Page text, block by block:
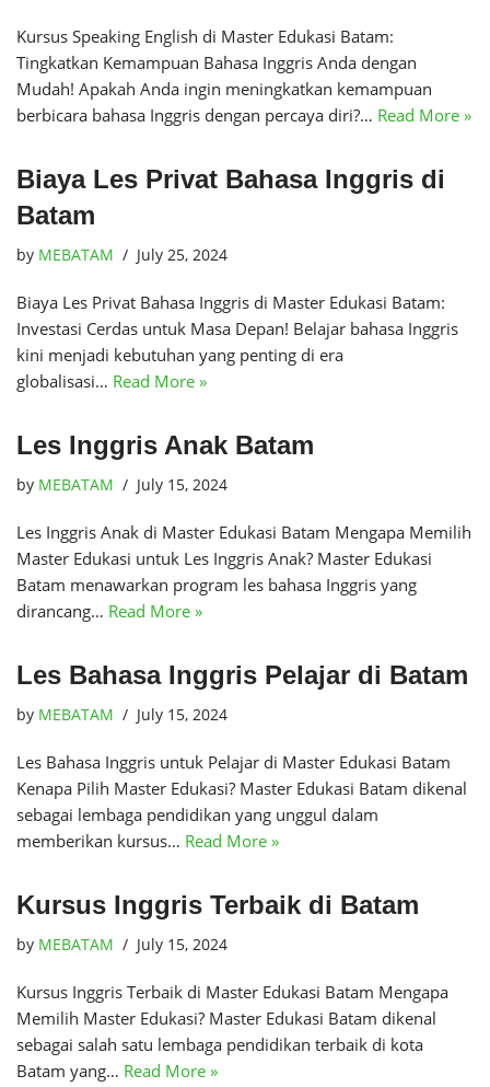
Kursus Speaking English di Master Edukasi Batam:
Tingkatkan Kemampuan Bahasa Inggris Anda dengan
Mudah! Apakah Anda ingin meningkatkan kemampuan
berbicara bahasa Inggris dengan percaya diri?… Read More »
Biaya Les Privat Bahasa Inggris di
Batam
by MEBATAM July 25, 2024
Biaya Les Privat Bahasa Inggris di Master Edukasi Batam:
Investasi Cerdas untuk Masa Depan! Belajar bahasa Inggris
kini menjadi kebutuhan yang penting di era
globalisasi… Read More »
Les Inggris Anak Batam
by MEBATAM July 15, 2024
Les Inggris Anak di Master Edukasi Batam Mengapa Memilih
Master Edukasi untuk Les Inggris Anak? Master Edukasi
Batam menawarkan program les bahasa Inggris yang
dirancang… Read More »
Les Bahasa Inggris Pelajar di Batam
by MEBATAM July 15, 2024
Les Bahasa Inggris untuk Pelajar di Master Edukasi Batam
Kenapa Pilih Master Edukasi? Master Edukasi Batam dikenal
sebagai lembaga pendidikan yang unggul dalam
memberikan kursus… Read More »
Kursus Inggris Terbaik di Batam
by MEBATAM July 15, 2024
Kursus Inggris Terbaik di Master Edukasi Batam Mengapa
Memilih Master Edukasi? Master Edukasi Batam dikenal
sebagai salah satu lembaga pendidikan terbaik di kota
Batam yang… Read More »